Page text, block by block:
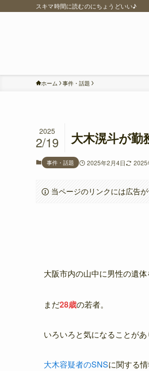
スキマ時間に読むのにちょうどいい♪
ホーム 事件・話題
大木滉斗が勤
2025
2/19
事件・話題 2025年2月4日 2025
当ページのリンクには広告が
大阪市内の山中に男性の遺
まだ28歳の若者。
いろいろと気になることが
大木容疑者のSNSに関する